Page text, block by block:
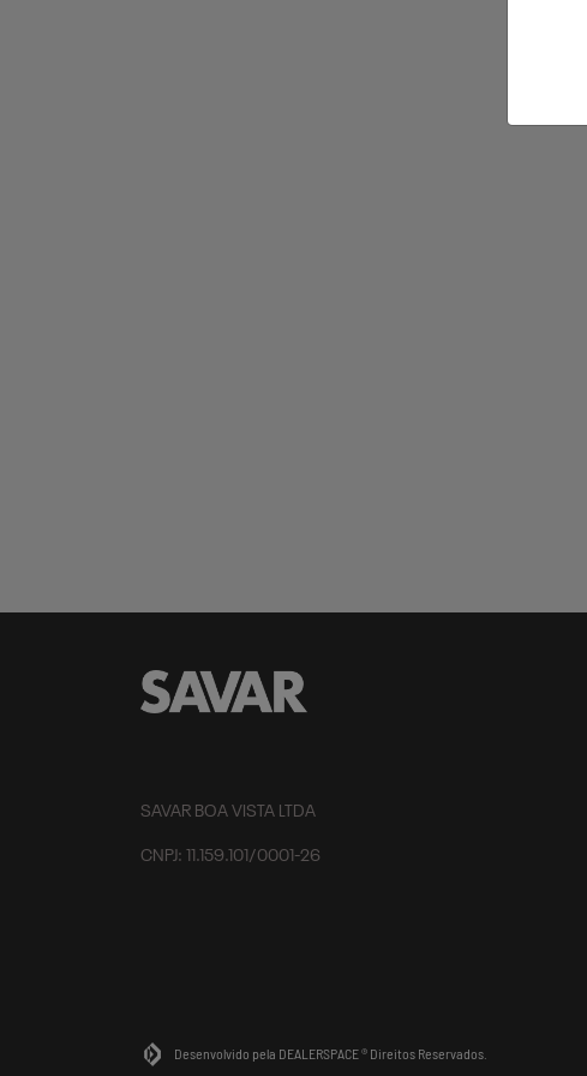
SAVAR BOA VISTA LTDA
CNPJ: 11.159.101/0001-26
Desenvolvido pela DEALERSPACE ® Direitos Reservados.